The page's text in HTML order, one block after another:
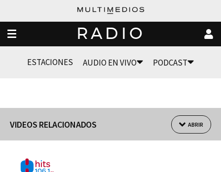
RADIO
ESTACIONES AUDIO EN VIVO PODCAST
VIDEOS RELACIONADOS ABRIR